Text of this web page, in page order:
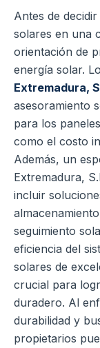
Antes de
solares en una
orientación de
energía solar.
Extremadura,
asesoramiento
para los
como el costo
Además, un
Extremadura,
incluir
seguimiento
eficiencia del
solares de
crucial para
duradero. Al
durabilidad y
propietarios